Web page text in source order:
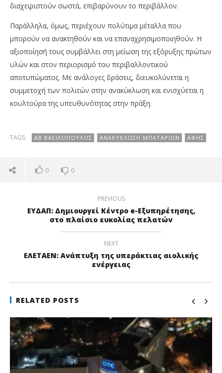
διαχειριστούν σωστά, επιβαρύνουν το περιβάλλον.
Παράλληλα, όμως, περιέχουν πολύτιμα μέταλλα που
μπορούν να ανακτηθούν και να επαναχρησιμοποιηθούν. Η
αξιοποίησή τους συμβάλλει στη μείωση της εξόρυξης πρώτων
υλών και στον περιορισμό του περιβαλλοντικού
αποτυπώματος. Με ανάλογες δράσεις, διευκολύνεται η
συμμετοχή των πολιτών στην ανακύκλωση και ενισχύεται η
κουλτούρα της υπευθυνότητας στην πράξη.
TAGS: ΑΒ ΒΑΣΙΛΌΠΟΥΛΟΣ ΑΝΑΚΎΚΛΩΣΗ ΜΠΑΤΑΡΙΏΝ ΑΦΗΣ
0 0
PREVIOUS
ΕΥΔΑΠ: Δημιουργεί Κέντρο e-Εξυπηρέτησης,
στο πλαίσιο ευκολίας πελατών
NEXT
ΕΛΕΤΑΕΝ: Ανάπτυξη της υπεράκτιας αιολικής
ενέργειας
RELATED POSTS